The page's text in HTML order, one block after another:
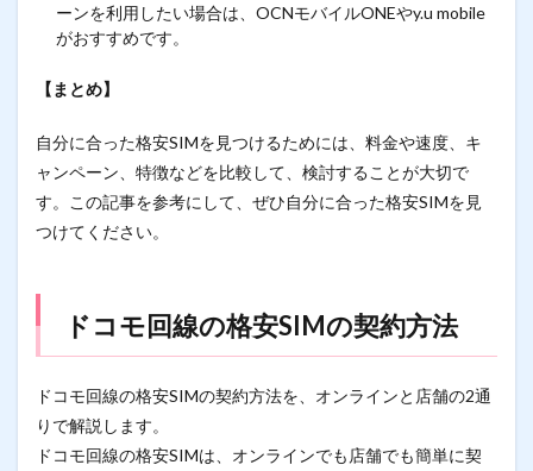
ーンを利用したい場合は、OCNモバイルONEやy.u mobile
がおすすめです。
【まとめ】
自分に合った格安SIMを見つけるためには、料金や速度、キ
ャンペーン、特徴などを比較して、検討することが大切で
す。この記事を参考にして、ぜひ自分に合った格安SIMを見
つけてください。
ドコモ回線の格安SIMの契約方法
ドコモ回線の格安SIMの契約方法を、オンラインと店舗の2通
りで解説します。
ドコモ回線の格安SIMは、オンラインでも店舗でも簡単に契